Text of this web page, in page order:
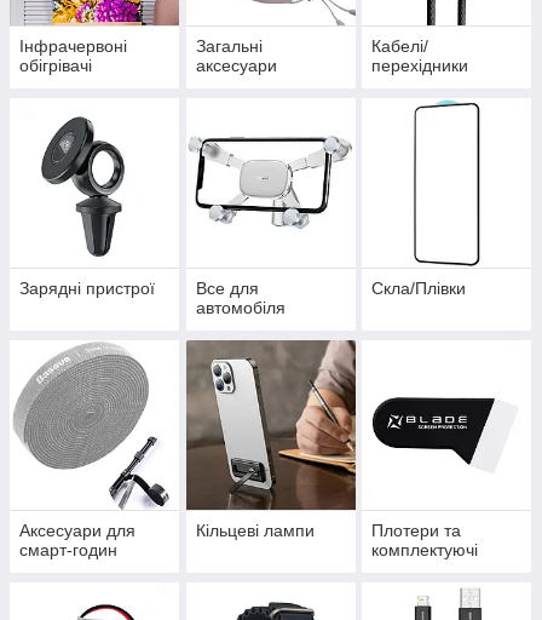
Інфрачервоні
обігрівачі
Загальні
аксесуари
Кабелі/
перехідники
Зарядні пристрої
Все для
автомобіля
Скла/Плівки
Аксесуари для
смарт-годин
Кільцеві лампи
Плотери та
комплектуючі